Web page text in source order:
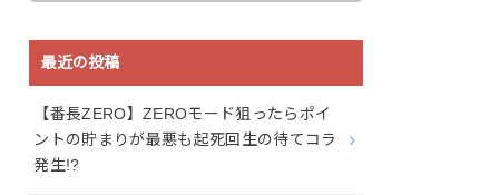
最近の投稿
【番長ZERO】ZEROモード狙ったらポイ
ントの貯まりが最悪も起死回生の待てコラ
発生!?